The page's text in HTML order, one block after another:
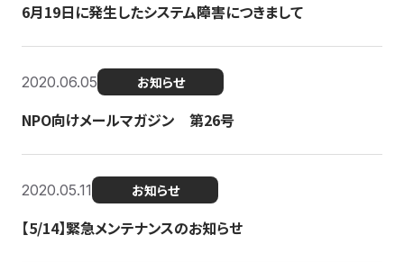
6月19日に発生したシステム障害につきまして
2020.06.05 お知らせ
NPO向けメールマガジン 第26号
2020.05.11 お知らせ
【5/14】緊急メンテナンスのお知らせ